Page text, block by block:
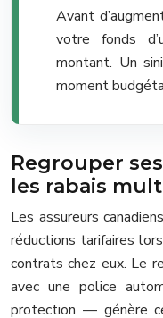
Avant
votre fonds
montant. Un
moment
Regrouper
les rabais
Les assureurs
réductions tarifaires
contrats chez eux. Le
avec une police
protection — génère